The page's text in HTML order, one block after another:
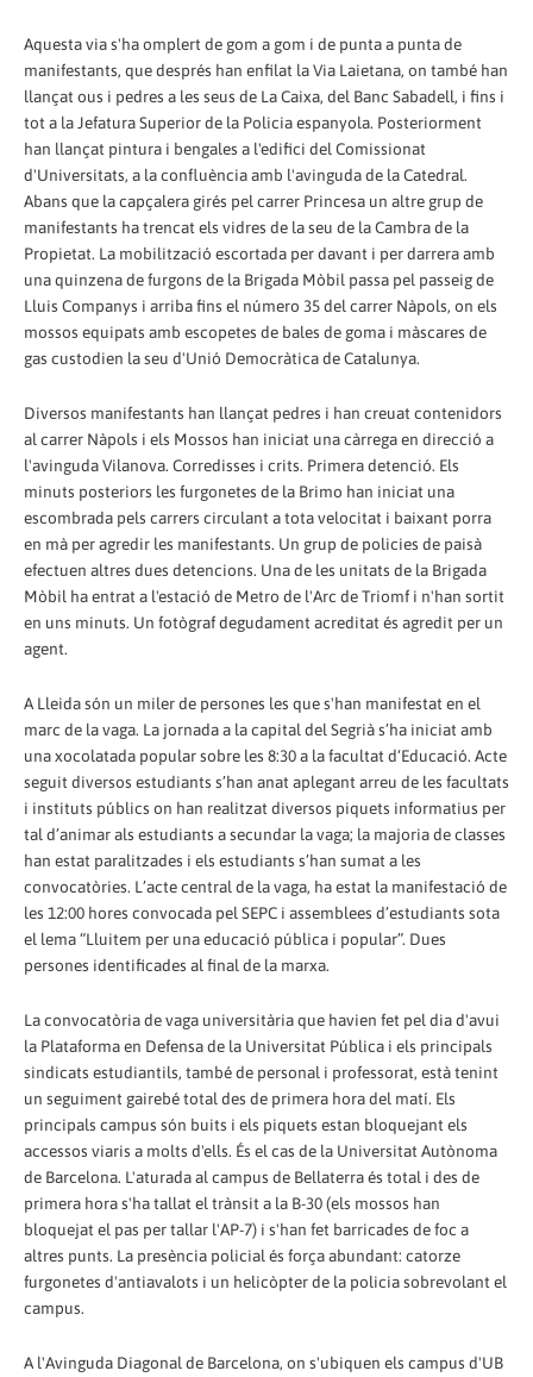
Aquesta via s'ha omplert de gom a gom i de punta a punta de
manifestants, que després han enfilat la Via Laietana, on també han
llançat ous i pedres a les seus de La Caixa, del Banc Sabadell, i fins i
tot a la Jefatura Superior de la Policia espanyola. Posteriorment
han llançat pintura i bengales a l'edifici del Comissionat
d'Universitats, a la confluència amb l'avinguda de la Catedral.
Abans que la capçalera girés pel carrer Princesa un altre grup de
manifestants ha trencat els vidres de la seu de la Cambra de la
Propietat. La mobilització escortada per davant i per darrera amb
una quinzena de furgons de la Brigada Mòbil passa pel passeig de
Lluis Companys i arriba fins el número 35 del carrer Nàpols, on els
mossos equipats amb escopetes de bales de goma i màscares de
gas custodien la seu d'Unió Democràtica de Catalunya.
Diversos manifestants han llançat pedres i han creuat contenidors
al carrer Nàpols i els Mossos han iniciat una càrrega en direcció a
l'avinguda Vilanova. Corredisses i crits. Primera detenció. Els
minuts posteriors les furgonetes de la Brimo han iniciat una
escombrada pels carrers circulant a tota velocitat i baixant porra
en mà per agredir les manifestants. Un grup de policies de paisà
efectuen altres dues detencions. Una de les unitats de la Brigada
Mòbil ha entrat a l'estació de Metro de l'Arc de Triomf i n'han sortit
en uns minuts. Un fotògraf degudament acreditat és agredit per un
agent.
A Lleida són un miler de persones les que s'han manifestat en el
marc de la vaga. La jornada a la capital del Segrià s’ha iniciat amb
una xocolatada popular sobre les 8:30 a la facultat d‘Educació. Acte
seguit diversos estudiants s’han anat aplegant arreu de les facultats
i instituts públics on han realitzat diversos piquets informatius per
tal d’animar als estudiants a secundar la vaga; la majoria de classes
han estat paralitzades i els estudiants s’han sumat a les
convocatòries. L’acte central de la vaga, ha estat la manifestació de
les 12:00 hores convocada pel SEPC i assemblees d’estudiants sota
el lema “Lluitem per una educació pública i popular”. Dues
persones identificades al final de la marxa.
La convocatòria de vaga universitària que havien fet pel dia d'avui
la Plataforma en Defensa de la Universitat Pública i els principals
sindicats estudiantils, també de personal i professorat, està tenint
un seguiment gairebé total des de primera hora del matí. Els
principals campus són buits i els piquets estan bloquejant els
accessos viaris a molts d'ells. És el cas de la Universitat Autònoma
de Barcelona. L'aturada al campus de Bellaterra és total i des de
primera hora s'ha tallat el trànsit a la B-30 (els mossos han
bloquejat el pas per tallar l'AP-7) i s'han fet barricades de foc a
altres punts. La presència policial és força abundant: catorze
furgonetes d'antiavalots i un helicòpter de la policia sobrevolant el
campus.
A l'Avinguda Diagonal de Barcelona, on s'ubiquen els campus d'UB